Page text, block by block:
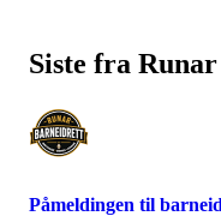
Siste fra
Påmeldingen til